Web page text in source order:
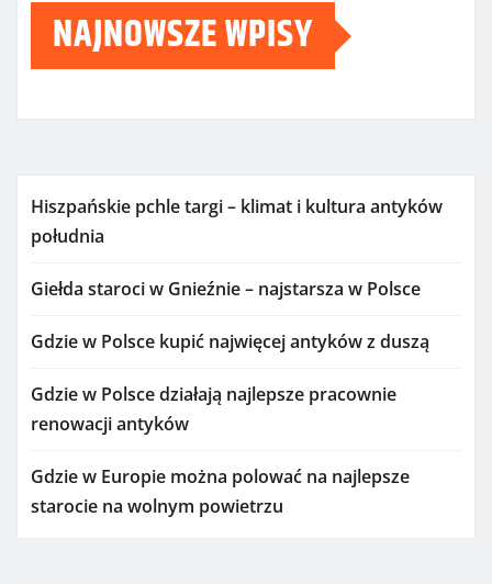
NAJNOWSZE WPISY
Hiszpańskie pchle targi – klimat i kultura antyków
południa
Giełda staroci w Gnieźnie – najstarsza w Polsce
Gdzie w Polsce kupić najwięcej antyków z duszą
Gdzie w Polsce działają najlepsze pracownie
renowacji antyków
Gdzie w Europie można polować na najlepsze
starocie na wolnym powietrzu